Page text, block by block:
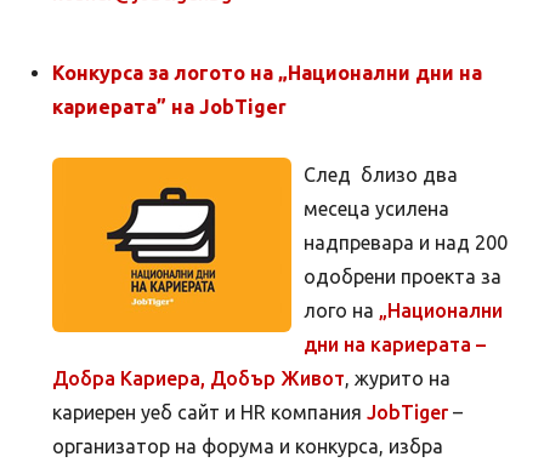
Конкурса за логото на „Национални дни на
кариерата” на JobTiger
След близо два
месеца усилена
надпревара и над 200
одобрени проекта за
лого на „Национални
дни на кариерата –
Добра Кариера, Добър Живот, журито на
кариерен уеб сайт и HR компания JobTiger –
организатор на форума и конкурса, избра